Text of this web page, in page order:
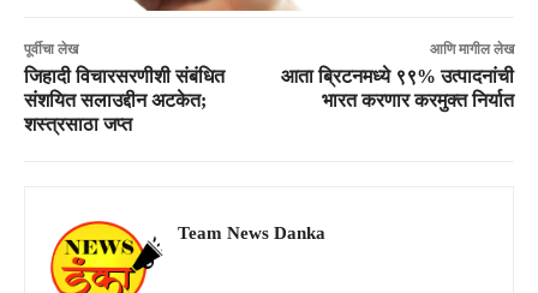
पूर्वीचा लेख
जिहादी विचारसरणीशी संबंधित
संशयित सलाउद्दीन अटकेत;
शस्त्रसाठा जप्त
आणि मागील लेख
आता ब्रिटनमध्ये ९९% उत्पादनांची
भारत करणार करमुक्त निर्यात
Team News Danka